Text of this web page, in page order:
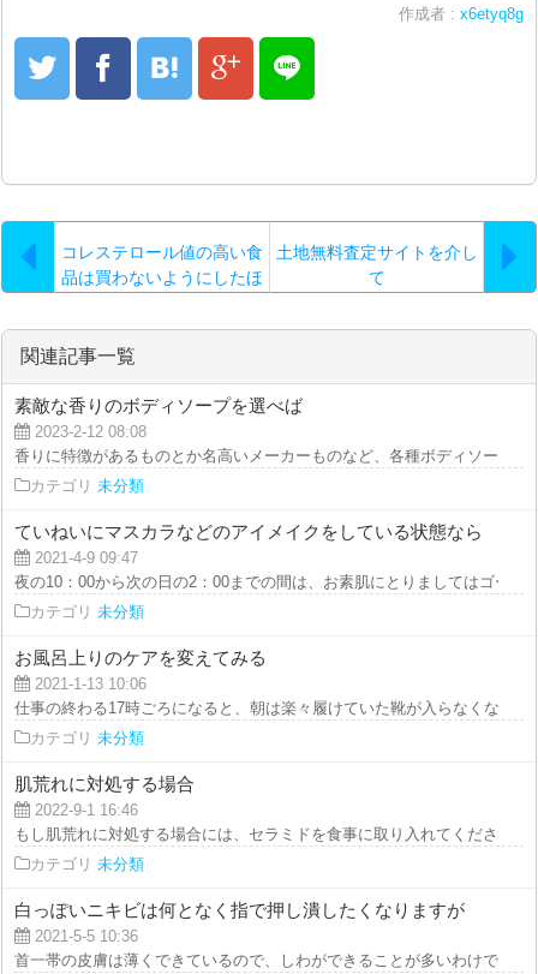
作成者 : x6etyq8g
コレステロール値の高い食
品は買わないようにしたほ
土地無料査定サイトを介し
て
関連記事一覧
素敵な香りのボディソープを選べば
2023-2-12 08:08
香りに特徴があるものとか名高いメーカーものなど、各種ボディソープが
カテゴリ 未分類
ていねいにマスカラなどのアイメイクをしている状態なら
2021-4-9 09:47
夜の10：00から次の日の2：00までの間は、お素肌にとりましてはゴール
カテゴリ 未分類
お風呂上りのケアを変えてみる
2021-1-13 10:06
仕事の終わる17時ごろになると、朝は楽々履けていた靴が入らなくなると
カテゴリ 未分類
肌荒れに対処する場合
2022-9-1 16:46
もし肌荒れに対処する場合には、セラミドを食事に取り入れてください。
カテゴリ 未分類
白っぽいニキビは何となく指で押し潰したくなりますが
2021-5-5 10:36
首一帯の皮膚は薄くできているので、しわができることが多いわけですが